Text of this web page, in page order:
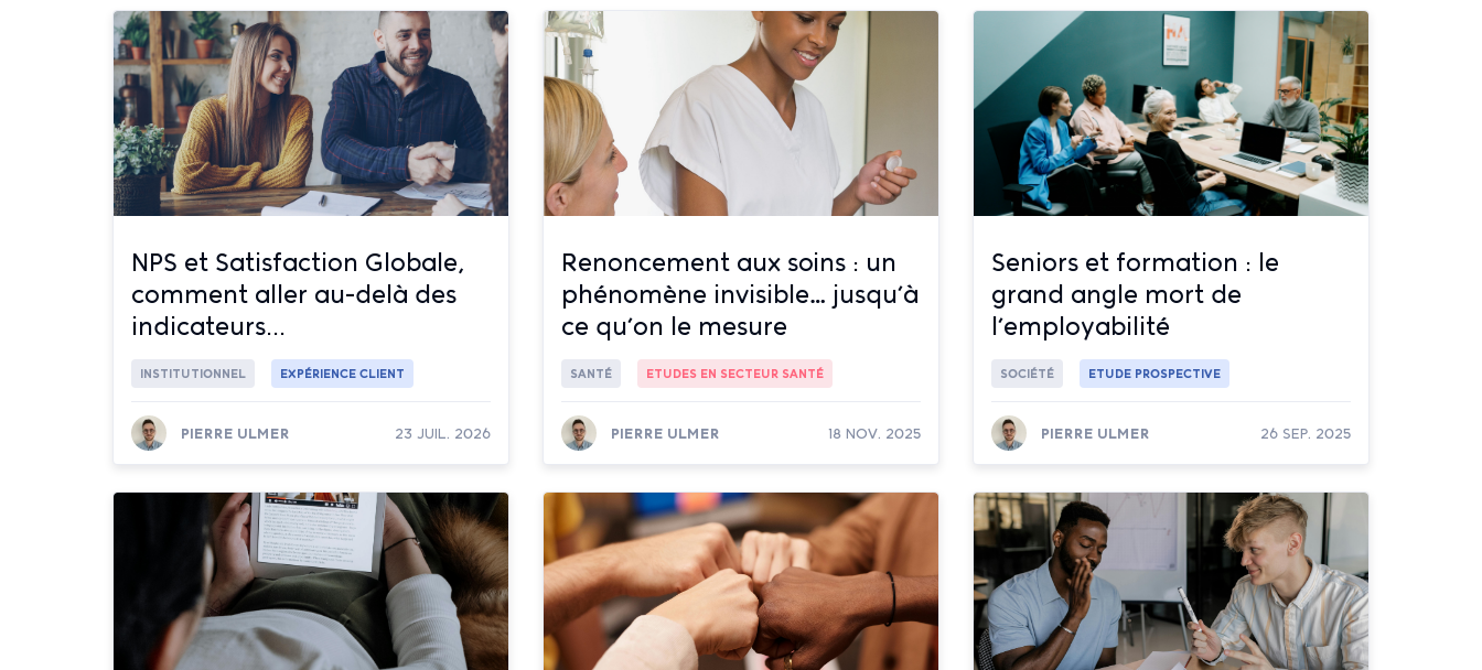
NPS et Satisfaction Globale,
comment aller au-delà des
indicateurs...
INSTITUTIONNEL EXPÉRIENCE CLIENT
PIERRE ULMER 23 JUIL. 2026
Lire la suite
Renoncement aux soins : un
phénomène invisible… jusqu’à
ce qu’on le mesure
SANTÉ ETUDES EN SECTEUR SANTÉ
PIERRE ULMER 18 NOV. 2025
Lire la suite
Seniors et formation : le
grand angle mort de
l’employabilité
SOCIÉTÉ ETUDE PROSPECTIVE
PIERRE ULMER 26 SEP. 2025
Lire la suite